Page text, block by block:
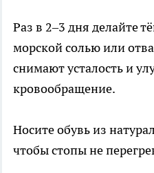
Раз в 2–3 дня делайте
морской солью или
снимают усталость и
кровообращение.
Носите обувь из
чтобы стопы не